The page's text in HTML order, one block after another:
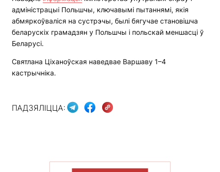
адміністрацыі Польшчы, ключавымі пытаннямі, якія
абмяркоўваліся на сустрэчы, былі бягучае становішча
беларускіх грамадзян у Польшчы і польскай меншасці ў
Беларусі.
Святлана Ціханоўская наведвае Варшаву 1–4
кастрычніка.
ПАДЗЯЛІЦЦА: